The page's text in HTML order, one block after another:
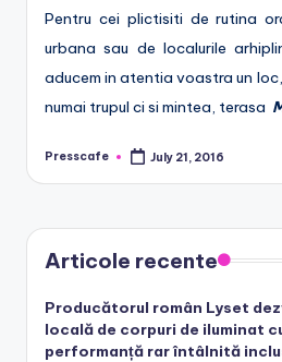
r
o
Pentru cei plictisiti de rutina
urbana sau de localurile
aducem in atentia voastra un
numai trupul ci si mintea, terasa
Posted
Presscafe July 21, 2016
Articole recente
Producătorul român Lyset
locală de corpuri de iluminat
performanță rar întâlnită